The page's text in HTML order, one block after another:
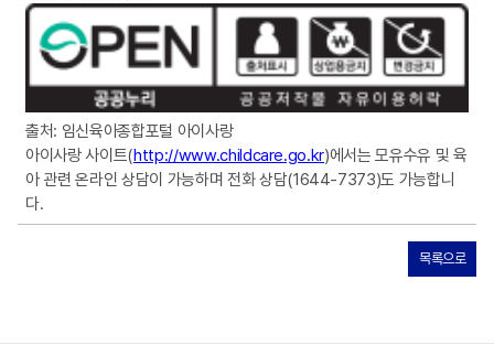
출처: 임신육아종합포털 아이사랑
아이사랑 사이트(http://www.childcare.go.kr)에서는 모유수유 및 육
아 관련 온라인 상담이 가능하며 전화 상담(1644-7373)도 가능합니
다.
목록으로